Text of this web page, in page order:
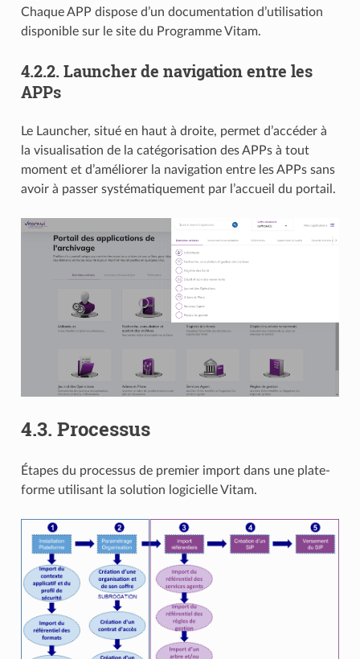
Chaque APP dispose d’un documentation d’utilisation
disponible sur le site du Programme Vitam.
4.2.2. Launcher de navigation entre les
APPs
Le Launcher, situé en haut à droite, permet d’accéder à
la visualisation de la catégorisation des APPs à tout
moment et d’améliorer la navigation entre les APPs sans
avoir à passer systématiquement par l’accueil du portail.
4.3. Processus
Étapes du processus de premier import dans une plate-
forme utilisant la solution logicielle Vitam.